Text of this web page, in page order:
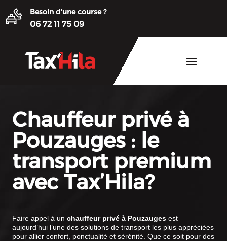
Besoin d'une course ?
06 72 11 75 09
Chauffeur privé à
Pouzauges : le
transport premium
avec Tax’Hila?
Faire appel à un chauffeur privé à Pouzauges est
aujourd’hui l’une des solutions de transport les plus appréciées
pour allier confort, ponctualité et sérénité. Que ce soit pour des